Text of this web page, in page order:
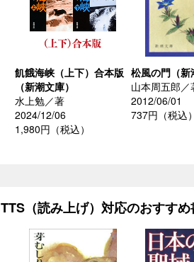
飢餓海峡（上下）合本版
（新潮文庫）
水上勉／著
2024/12/06
1,980円（税込）
松風の門（新
山本周五郎／
2012/06/01
737円（税込）
TTS（読み上げ）対応のおすす